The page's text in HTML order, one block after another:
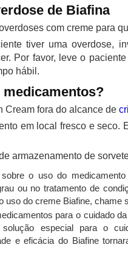
de Biafina
com creme para
tiver uma overdose,
Por favor, leve o
hábil.
Cream fora do alcance de
em local fresco e seco.
armazenamento de
o uso do
ou no tratamento de
uso do creme Biafine, chame
para o cuidado
especial para o
e eficácia do Biafine